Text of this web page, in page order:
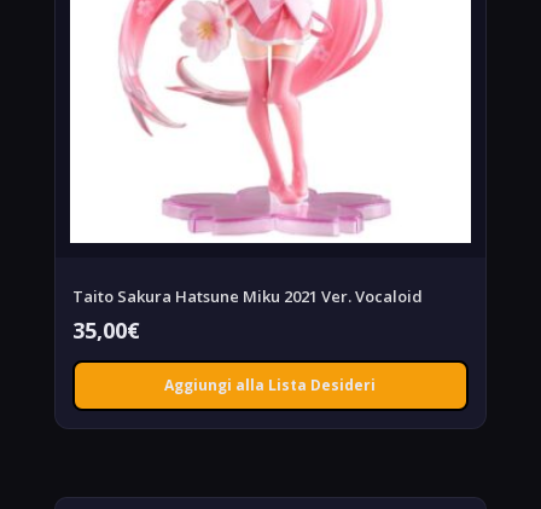
Taito Sakura Hatsune Miku 2021 Ver. Vocaloid
35,00€
Aggiungi alla Lista Desideri